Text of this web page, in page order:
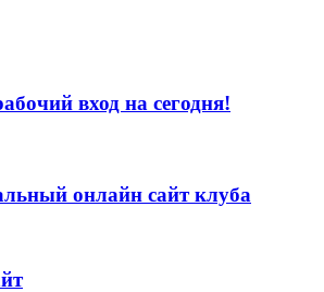
вход на сегодня!
онлайн сайт клуба